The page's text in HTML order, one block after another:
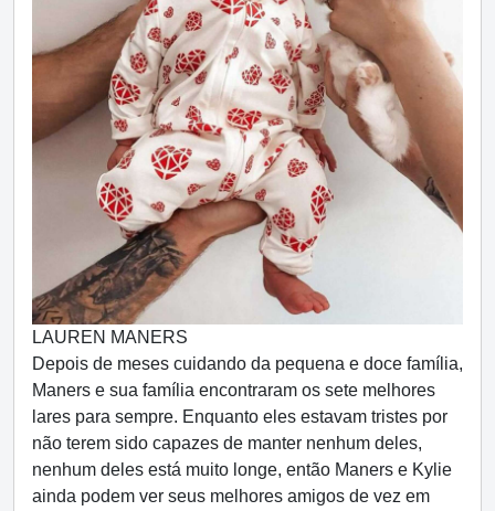
LAUREN MANERS
Depois de meses cuidando da pequena e doce família,
Maners e sua família encontraram os sete melhores
lares para sempre. Enquanto eles estavam tristes por
não terem sido capazes de manter nenhum deles,
nenhum deles está muito longe, então Maners e Kylie
ainda podem ver seus melhores amigos de vez em